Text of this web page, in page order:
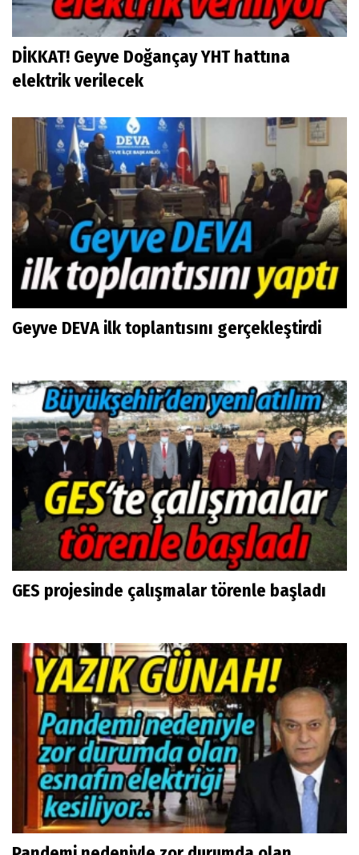
DİKKAT! Geyve Doğançay YHT hattına
elektrik verilecek
Geyve DEVA ilk toplantısını gerçekleştirdi
GES projesinde çalışmalar törenle başladı